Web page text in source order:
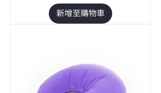
新增至購物車